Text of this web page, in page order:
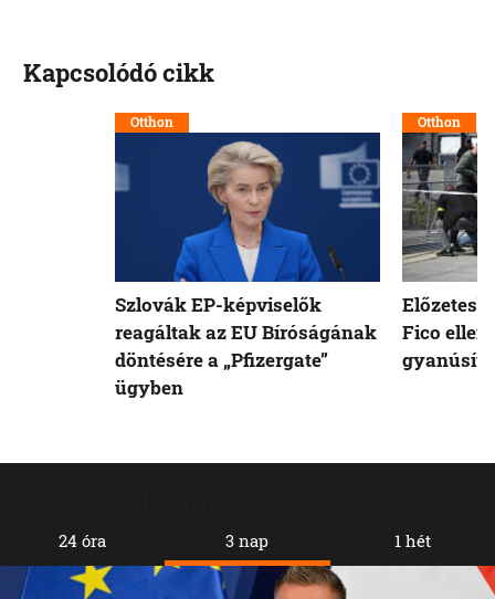
24 óra 3 nap 1 hét
Kapcsolódó cikk
Otthon
Szlovák EP-képviselők
reagáltak az EU Bíróságának
döntésére a „Pfizergate”
ügyben
Otthon
Fico